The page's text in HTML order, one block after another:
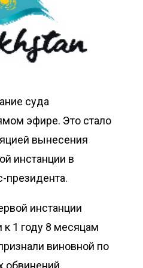
суда
эфире. Это стало
вынесения
инстанции в
президента.
инстанции
к 1 году 8 месяцам
виновной по
обвинений.